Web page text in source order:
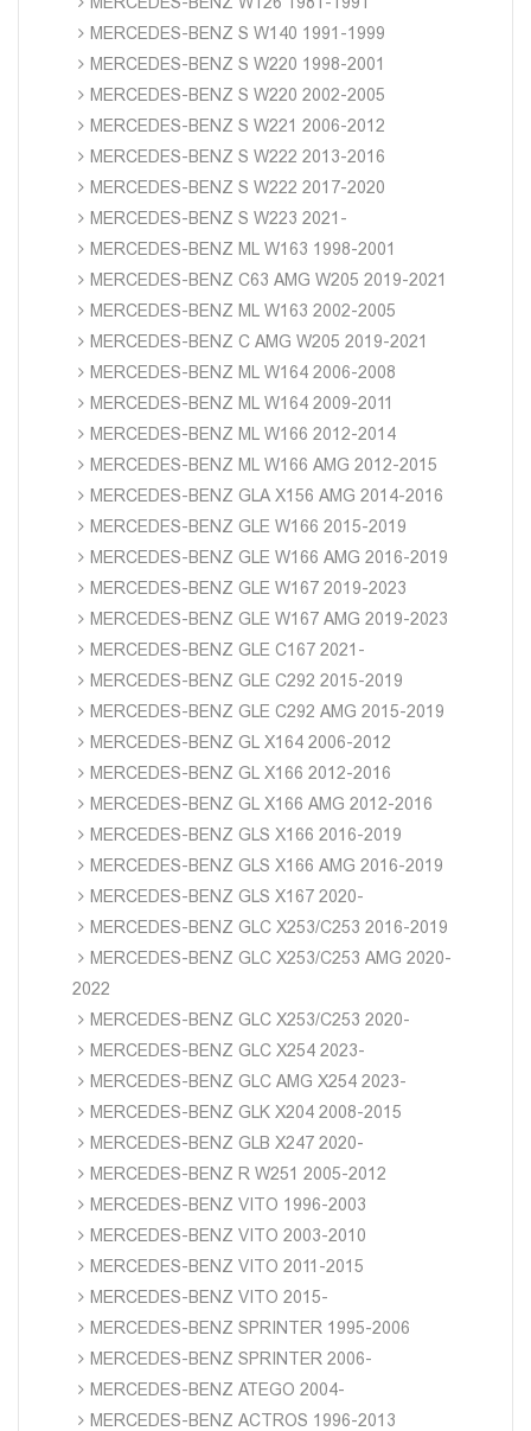
MERCEDES-BENZ S W140 1991-1999
MERCEDES-BENZ S W220 1998-2001
MERCEDES-BENZ S W220 2002-2005
MERCEDES-BENZ S W221 2006-2012
MERCEDES-BENZ S W222 2013-2016
MERCEDES-BENZ S W222 2017-2020
MERCEDES-BENZ S W223 2021-
MERCEDES-BENZ ML W163 1998-2001
MERCEDES-BENZ C63 AMG W205 2019-2021
MERCEDES-BENZ ML W163 2002-2005
MERCEDES-BENZ C AMG W205 2019-2021
MERCEDES-BENZ ML W164 2006-2008
MERCEDES-BENZ ML W164 2009-2011
MERCEDES-BENZ ML W166 2012-2014
MERCEDES-BENZ ML W166 AMG 2012-2015
MERCEDES-BENZ GLA X156 AMG 2014-2016
MERCEDES-BENZ GLE W166 2015-2019
MERCEDES-BENZ GLE W166 AMG 2016-2019
MERCEDES-BENZ GLE W167 2019-2023
MERCEDES-BENZ GLE W167 AMG 2019-2023
MERCEDES-BENZ GLE C167 2021-
MERCEDES-BENZ GLE C292 2015-2019
MERCEDES-BENZ GLE C292 AMG 2015-2019
MERCEDES-BENZ GL X164 2006-2012
MERCEDES-BENZ GL X166 2012-2016
MERCEDES-BENZ GL X166 AMG 2012-2016
MERCEDES-BENZ GLS X166 2016-2019
MERCEDES-BENZ GLS X166 AMG 2016-2019
MERCEDES-BENZ GLS X167 2020-
MERCEDES-BENZ GLC X253/C253 2016-2019
MERCEDES-BENZ GLC X253/C253 AMG 2020-
2022
MERCEDES-BENZ GLC X253/C253 2020-
MERCEDES-BENZ GLC X254 2023-
MERCEDES-BENZ GLC AMG X254 2023-
MERCEDES-BENZ GLK X204 2008-2015
MERCEDES-BENZ GLB X247 2020-
MERCEDES-BENZ R W251 2005-2012
MERCEDES-BENZ VITO 1996-2003
MERCEDES-BENZ VITO 2003-2010
MERCEDES-BENZ VITO 2011-2015
MERCEDES-BENZ VITO 2015-
MERCEDES-BENZ SPRINTER 1995-2006
MERCEDES-BENZ SPRINTER 2006-
MERCEDES-BENZ ATEGO 2004-
MERCEDES-BENZ ACTROS 1996-2013